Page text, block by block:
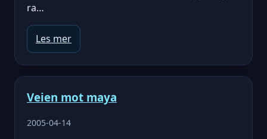
ra…
Les mer
Veien mot maya
2005-04-14